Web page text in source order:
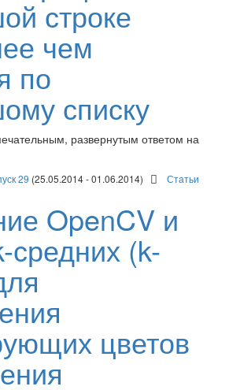
строке
чем
по
списку
развернутым ответом на
29 (25.05.2014 - 01.06.2014) Статьи
OpenCV и
средних (k-
цветов